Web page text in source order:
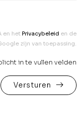
en het Privacybeleid en de
zijn van toepassing.
in te vullen velden
Versturen